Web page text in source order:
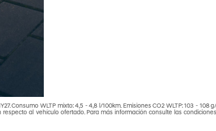
Consumo WLTP mixto: 4,5 - 4,8 l/100km. Emisiones CO2 WLTP: 103 -
al vehículo ofertado. Para más información consulte las